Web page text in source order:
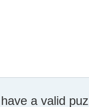
a valid